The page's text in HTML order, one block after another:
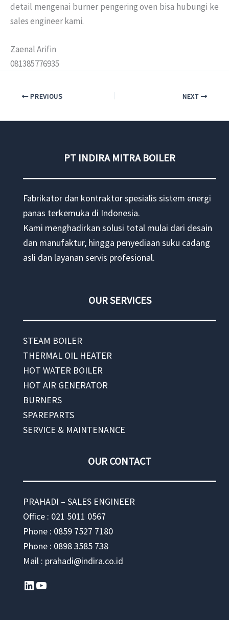
detail mengenai burner pengering oven bisa hubungi ke
sales engineer kami.
Zaenal Arifin
081385776935
PREVIOUS NEXT
PT INDIRA MITRA BOILER
Fabrikator dan kontraktor spesialis sistem energi
panas terkemuka di Indonesia.
Kami menghadirkan solusi total mulai dari desain
dan manufaktur, hingga penyediaan suku cadang
asli dan layanan servis profesional.
OUR SERVICES
STEAM BOILER
THERMAL OIL HEATER
HOT WATER BOILER
HOT AIR GENERATOR
BURNERS
SPAREPARTS
SERVICE & MAINTENANCE
OUR CONTACT
PRAHADI – SALES ENGINEER
Office : 021 5011 0567
Phone : 0859 7527 7180
Phone : 0898 3585 738
Mail : prahadi@indira.co.id
LinkedIn YouTube